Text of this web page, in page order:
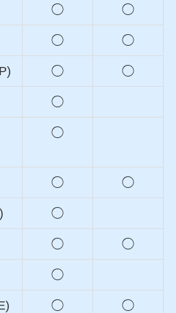
◯ ◯
◯ ◯
◯ ◯
◯
◯
◯ ◯
◯
◯ ◯
◯
◯ ◯